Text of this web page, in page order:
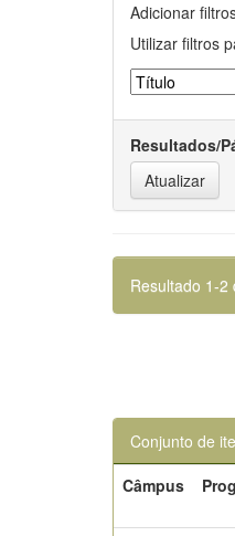
Adicionar
Utilizar filtros
Resultados/
Resultado 1-2
Conjunto de
Câmpus